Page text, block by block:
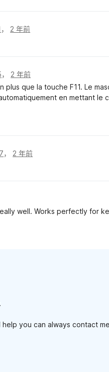
， 2 年前
， 2 年前
plus que la touche F11. Le
en mettant le
， 2 年前
well. Works perfectly for
you can always contact